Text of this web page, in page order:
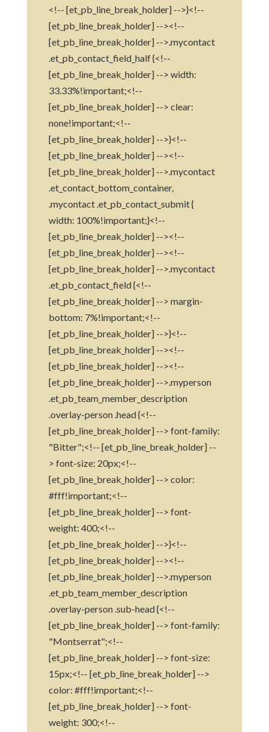
<!-- [et_pb_line_break_holder] -->}<!--
[et_pb_line_break_holder] --><!--
[et_pb_line_break_holder] -->.mycontact
.et_pb_contact_field_half {<!--
[et_pb_line_break_holder] --> width:
33.33%!important;<!--
[et_pb_line_break_holder] --> clear:
none!important;<!--
[et_pb_line_break_holder] -->}<!--
[et_pb_line_break_holder] --><!--
[et_pb_line_break_holder] -->.mycontact
.et_contact_bottom_container,
.mycontact .et_pb_contact_submit {
width: 100%!important;}<!--
[et_pb_line_break_holder] --><!--
[et_pb_line_break_holder] --><!--
[et_pb_line_break_holder] -->.mycontact
.et_pb_contact_field {<!--
[et_pb_line_break_holder] --> margin-
bottom: 7%!important;<!--
[et_pb_line_break_holder] -->}<!--
[et_pb_line_break_holder] --><!--
[et_pb_line_break_holder] --><!--
[et_pb_line_break_holder] -->.myperson
.et_pb_team_member_description
.overlay-person .head {<!--
[et_pb_line_break_holder] --> font-family:
"Bitter";<!-- [et_pb_line_break_holder] --
> font-size: 20px;<!--
[et_pb_line_break_holder] --> color:
#fff!important;<!--
[et_pb_line_break_holder] --> font-
weight: 400;<!--
[et_pb_line_break_holder] -->}<!--
[et_pb_line_break_holder] --><!--
[et_pb_line_break_holder] -->.myperson
.et_pb_team_member_description
.overlay-person .sub-head {<!--
[et_pb_line_break_holder] --> font-family:
"Montserrat";<!--
[et_pb_line_break_holder] --> font-size:
15px;<!-- [et_pb_line_break_holder] -->
color: #fff!important;<!--
[et_pb_line_break_holder] --> font-
weight: 300;<!--